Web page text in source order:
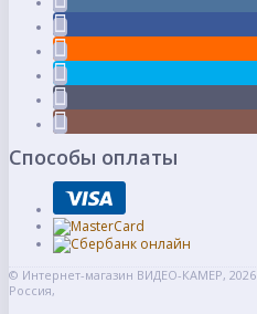
Способы оплаты
© Интернет-магазин ВИДЕО-КАМЕР, 2026
Россия,